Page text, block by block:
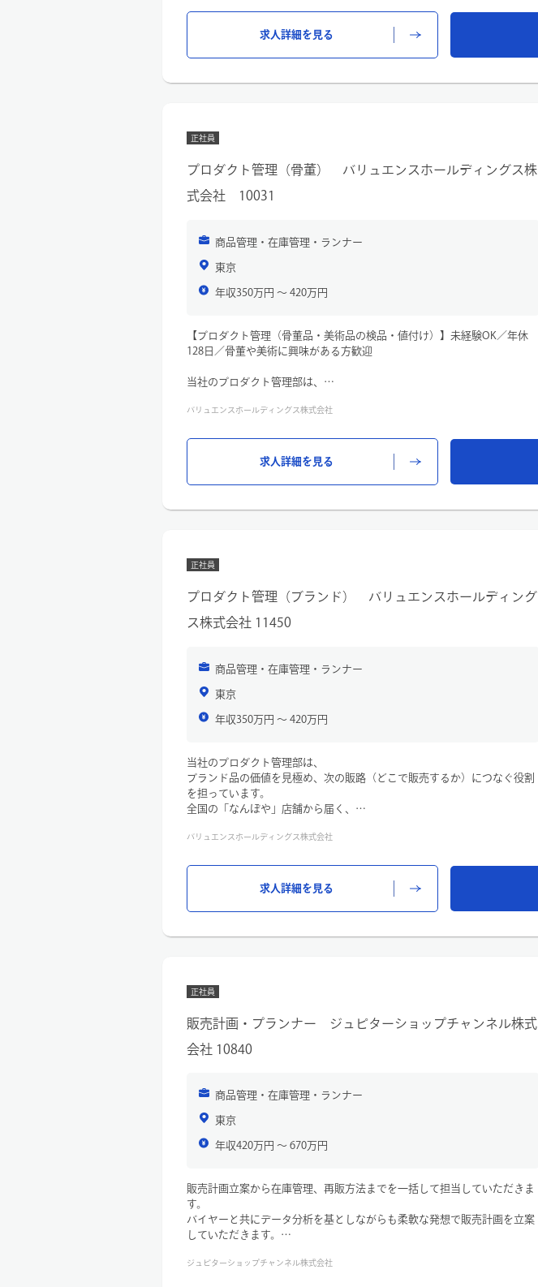
求人詳細を見る
正社員
プロダクト管理（骨董） バリュエンスホールディングス株
式会社 10031
商品管理・在庫管理・ランナー
東京
年収350万円 〜 420万円
【プロダクト管理（骨董品・美術品の検品・値付け）】未経験OK／年休
128日／骨董や美術に興味がある方歓迎
当社のプロダクト管理部は、
なぐ役割を担っています。
全国の「なんぼや」店舗から届く、
絵画・掛け軸・骨董品（茶道具・刀剣・武具）などの商品を扱い、
未経験からスタートできます。
骨董品や美術品に関する知識や相場感を身につけていくことができます。
【業務内容】
■検品・査定
・商品の状態確認（作品の状態・キズ・汚れ・付属品など）
・商品情報の入力
■販路選定
・商品ごとに、最適な販路（オークションなど）の選定
【取り扱い商材】
・その他骨董品
①好きな分野に関わりながら働ける仕事です。
業務をスムーズに進められるよう、社内システムを導入しています。
また、商品のスペシャリストが適宜フォローするため、安心して仕事に取
【活躍しているメンバー】
現在では各部署から頼られる存在として活躍しています。
バリュエンスホールディングス株式会社
求人詳細を見る
正社員
プロダクト管理（ブランド） バリュエンスホールディング
ス株式会社 11450
商品管理・在庫管理・ランナー
東京
年収350万円 〜 420万円
当社のプロダクト管理部は、
ブランド品の価値を見極め、次の販路（どこで販売するか）につなぐ役割
を担っています。
全国の「なんぼや」店舗から届く、
一つひとつ状態を確認しながら、価格を決めていきます。
商品を最適な形で次の販路へとつなげていきます。
特別な知識がなくても、データや先輩のサポートをもとに判断できるた
【業務内容】
具体的には…
・商品の状態確認（ブランド・色味・キズ・汚れ・付属品など）
■値付け
・中古市場や社内データベースをもとに販売価格を設定
・商品ごとに、最適な販路（オークション・ECなど）の選定
・バッグ
・時計
・ジュエリー／貴金属
・アパレル／小物
バリュエンスホールディングス株式会社
求人詳細を見る
正社員
販売計画・プランナー ジュピターショップチャンネル株式
会社 10840
商品管理・在庫管理・ランナー
東京
年収420万円 〜 670万円
販売計画立案から在庫管理、再販方法までを一括して担当していただきま
す。
バイヤーと共にデータ分析を基としながらも柔軟な発想で販売計画を立案
していただきます。
■詳細
ジュピターショップチャンネル株式会社